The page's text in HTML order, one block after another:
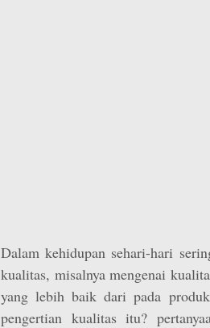
Dalam kehidupan sehari-hari
kualitas, misalnya mengenai
yang lebih baik dari pada
pengertian kualitas itu?